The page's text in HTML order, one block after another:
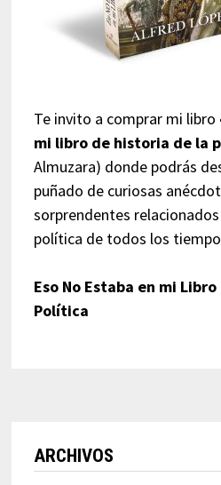
Te invito a comprar mi libro
mi libro de historia de la
Almuzara) donde podrás
puñado de curiosas
sorprendentes
política de todos los
Eso No Estaba en mi
Política
ARCHIVOS